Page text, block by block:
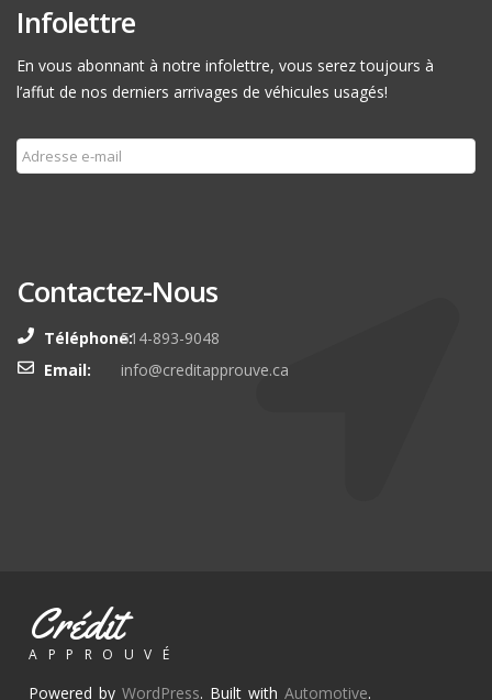
Infolettre
En vous abonnant à notre infolettre, vous serez toujours à
l’affut de nos derniers arrivages de véhicules usagés!
Contactez-Nous
Téléphone:514-893-9048
Email:
info@creditapprouve.ca
Crédit
APPROUVÉ
Powered by WordPress. Built with Automotive.